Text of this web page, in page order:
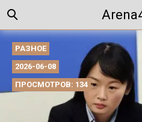
РАЗНОЕ
2026-06-08
ПРОСМОТРОВ: 134